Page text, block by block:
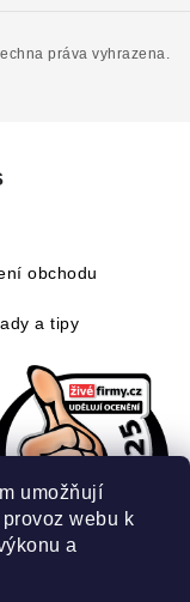
umožňují
webu k
a
práva vyhrazena.
obchodu
a tipy